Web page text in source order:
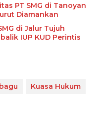
PT SMG di Tanoyan
Diamankan
di Jalur Tujuh
IUP KUD Perintis
Kuasa Hukum